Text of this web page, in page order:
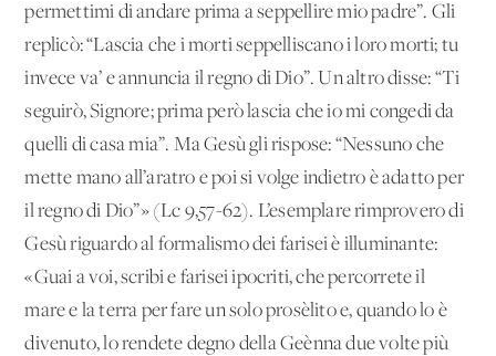
permettimi di andare prima a seppellire mio padre”. Gli
replicò: “Lascia che i morti seppelliscano i loro morti; tu
invece va’ e annuncia il regno di Dio”. Un altro disse: “Ti
seguirò, Signore; prima però lascia che io mi congedi da
quelli di casa mia”. Ma Gesù gli rispose: “Nessuno che
mette mano all’aratro e poi si volge indietro è adatto per
il regno di Dio”» (Lc 9,57-62). L’esemplare rimprovero di
Gesù riguardo al formalismo dei farisei è illuminante:
«Guai a voi, scribi e farisei ipocriti, che percorrete il
mare e la terra per fare un solo prosèlito e, quando lo è
divenuto, lo rendete degno della Geènna due volte più